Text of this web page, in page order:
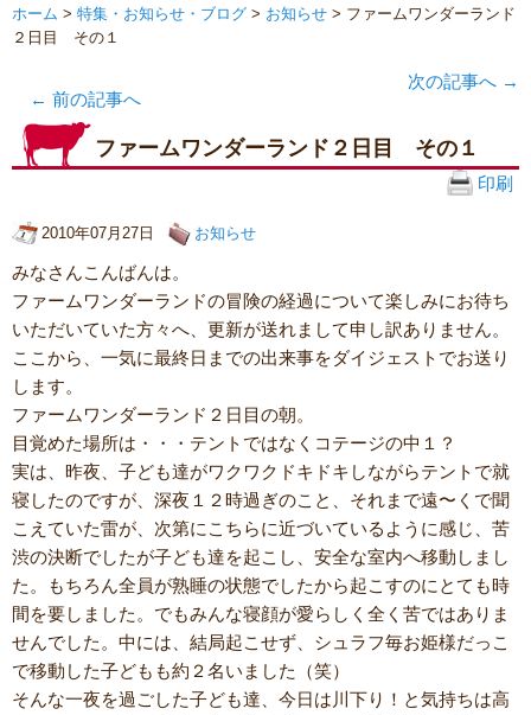
ホーム > 特集・お知らせ・ブログ > お知らせ > ファームワンダーランド
２日目 その１
← 前の記事へ
次の記事へ →
ファームワンダーランド２日目 その１
印刷
2010年07月27日 お知らせ
みなさんこんばんは。
ファームワンダーランドの冒険の経過について楽しみにお待ち
いただいていた方々へ、更新が送れまして申し訳ありません。
ここから、一気に最終日までの出来事をダイジェストでお送り
します。
ファームワンダーランド２日目の朝。
目覚めた場所は・・・テントではなくコテージの中１？
実は、昨夜、子ども達がワクワクドキドキしながらテントで就
寝したのですが、深夜１２時過ぎのこと、それまで遠〜くで聞
こえていた雷が、次第にこちらに近づいているように感じ、苦
渋の決断でしたが子ども達を起こし、安全な室内へ移動しまし
た。もちろん全員が熟睡の状態でしたから起こすのにとても時
間を要しました。でもみんな寝顔が愛らしく全く苦ではありま
せんでした。中には、結局起こせず、シュラフ毎お姫様だっこ
で移動した子どもも約２名いました（笑）
そんな一夜を過ごした子ども達、今日は川下り！と気持ちは高